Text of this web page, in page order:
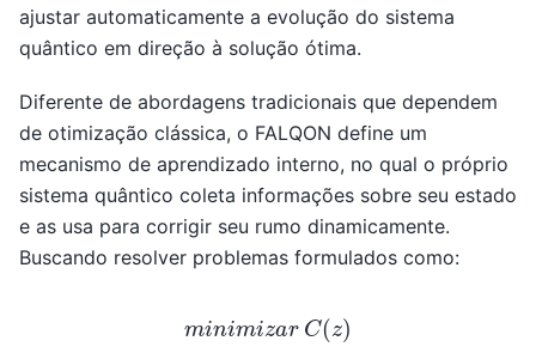
ajustar automaticamente a evolução do sistema
quântico em direção à solução ótima.
Diferente de abordagens tradicionais que dependem
de otimização clássica, o FALQON define um
mecanismo de aprendizado interno, no qual o próprio
sistema quântico coleta informações sobre seu estado
e as usa para corrigir seu rumo dinamicamente.
Buscando resolver problemas formulados como:
minimizar C(z)